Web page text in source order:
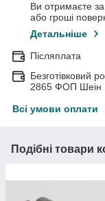
Ви отримаєте
або гроші
Детальніше
Післяплата
Безготівковий
2865 ФОП Шеін
Всі умови оплати
Подібні товари